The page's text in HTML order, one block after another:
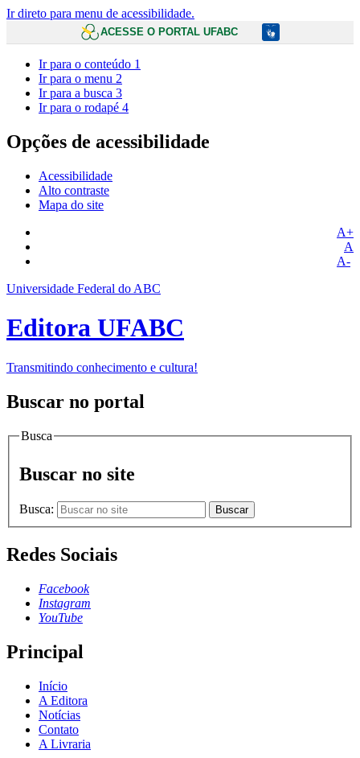
Ir direto para menu de acessibilidade.
ACESSE O PORTAL UFABC
Ir para o conteúdo 1
Ir para o menu 2
Ir para a busca 3
Ir para o rodapé 4
Opções de acessibilidade
Acessibilidade
Alto contraste
Mapa do site
A+
A
A-
Universidade Federal do ABC
Editora UFABC
Transmitindo conhecimento e cultura!
Buscar no portal
Busca
Buscar no site
Busca: Buscar
Redes Sociais
Facebook
Instagram
YouTube
Principal
Início
A Editora
Notícias
Contato
A Livraria